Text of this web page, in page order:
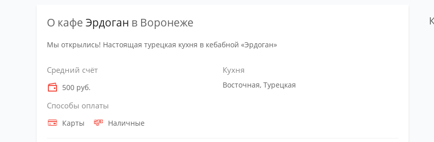
О кафе Эрдоган в Воронеже
Мы открылись! Настоящая турецкая кухня в кебабной «Эрдоган»
Средний счёт
500 руб.
Способы оплаты
Карты Наличные
Кухня
Восточная, Турецкая